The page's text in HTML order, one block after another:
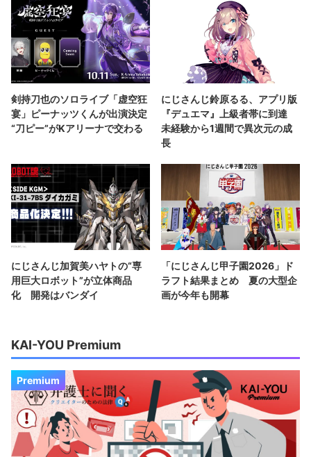
剣持刀也のソロライブ「虚空狂
宴」ピーナッツくんが出演決定
“刀ピー”がKアリーナで交わる
にじさんじ鈴原るる、アプリ版
『デュエマ』上級者帯に到達
未経験から1週間で異次元の成
長
にじさんじ加賀美ハヤトの“専
用巨大ロボット”が立体商品
化 開発はバンダイ
「にじさんじ甲子園2026」ド
ラフト結果まとめ 夏の大型企
画が今年も開幕
KAI-YOU Premium
Premium